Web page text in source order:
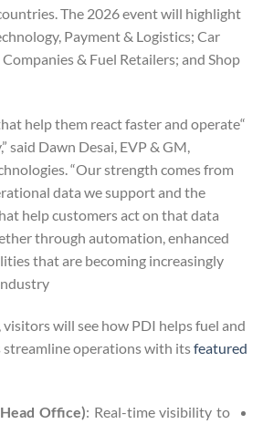
The 2026 event will highlight
Payment & Logistics; Car
& Fuel Retailers; and Shop
help them react faster and operate
said Dawn Desai, EVP & GM,
“Our strength comes from
data we support and the
help customers act on that data
through automation, enhanced
that are becoming increasingly
visitors will see how PDI helps fuel and
streamline operations with itsfeatured
Office): Real-time visibility to